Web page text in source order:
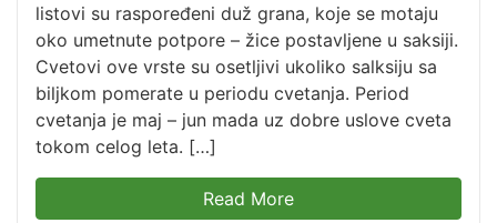
listovi su raspoređeni duž grana, koje se motaju
oko umetnute potpore – žice postavljene u saksiji.
Cvetovi ove vrste su osetljivi ukoliko salksiju sa
biljkom pomerate u periodu cvetanja. Period
cvetanja je maj – jun mada uz dobre uslove cveta
tokom celog leta. […]
Read More